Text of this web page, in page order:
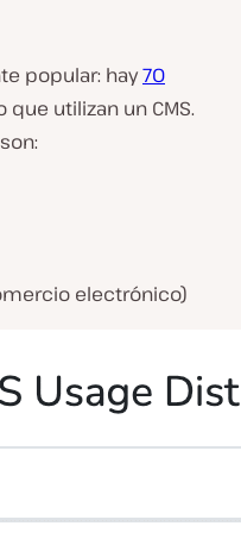
popular: hay70
utilizan un CMS.
electrónico)